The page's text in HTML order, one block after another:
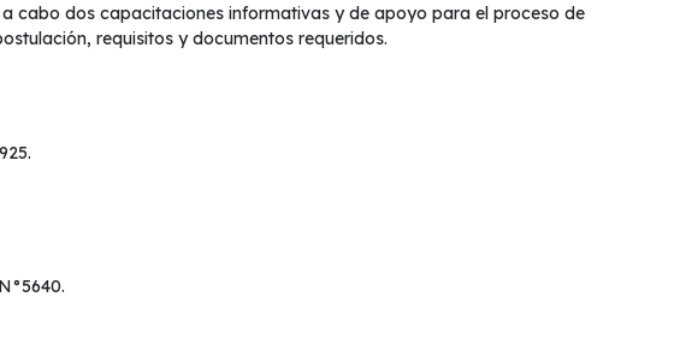
cabo dos capacitaciones informativas y de apoyo para el proceso de
requisitos y documentos requeridos.